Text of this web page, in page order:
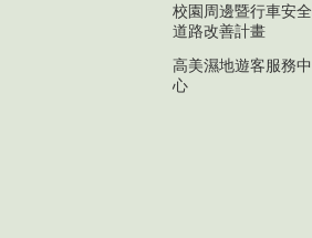
校園周邊暨行車安全
道路改善計畫
高美濕地遊客服務中
心